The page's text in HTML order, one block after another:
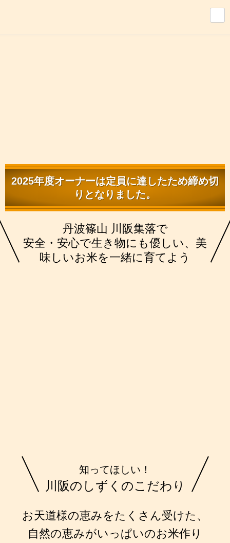
2025年度オーナーは定員に達したため締め切
りとなりました。
丹波篠山 川阪集落で
安全・安心で生き物にも優しい、美
味しいお米を一緒に育てよう
知ってほしい！
川阪のしずくのこだわり
お天道様の恵みをたくさん受けた、
自然の恵みがいっぱいのお米作り